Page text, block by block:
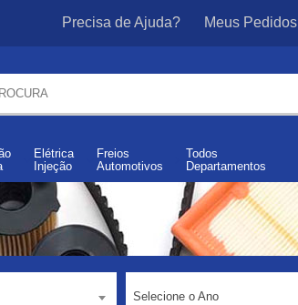
Precisa de Ajuda? Meus Pedidos
Elétrica
Injeção
Freios
Automotivos
Todos
Departamentos
Selecione o Ano